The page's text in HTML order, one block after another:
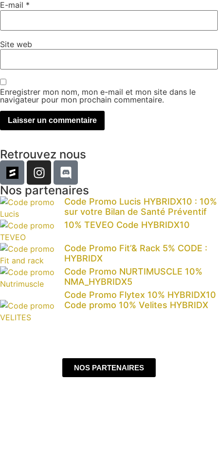
E-mail *
Site web
Enregistrer mon nom, mon e-mail et mon site dans le
navigateur pour mon prochain commentaire.
Retrouvez nous
Nos partenaires
Code Promo Lucis HYBRIDX10 : 10%
sur votre Bilan de Santé Préventif
10% TEVEO Code HYBRIDX10
Code Promo Fit’& Rack 5% CODE :
HYBRIDX
Code Promo NURTIMUSCLE 10%
NMA_HYBRIDX5
Code Promo Flytex 10% HYBRIDX10
Code promo 10% Velites HYBRIDX
NOS PARTENAIRES